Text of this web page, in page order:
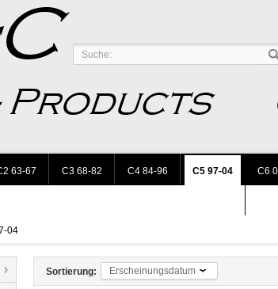
63-67 C3 68-82 C4 84-96 C5 97-04 C6
04
Sortierung: Erscheinungsdatum